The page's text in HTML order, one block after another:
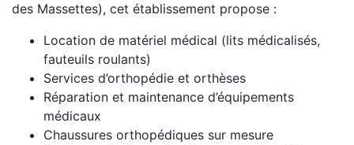
des Massettes), cet établissement propose :
Location de matériel médical (lits médicalisés,
fauteuils roulants)
Services d’orthopédie et orthèses
Réparation et maintenance d’équipements
médicaux
Chaussures orthopédiques sur mesure